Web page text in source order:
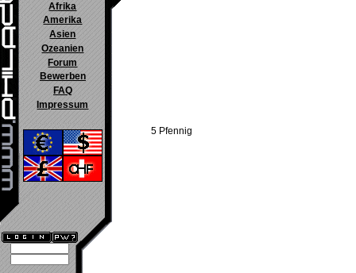
Afrika
Amerika
Asien
Ozeanien
Forum
Bewerben
FAQ
Impressum
5 Pfennig